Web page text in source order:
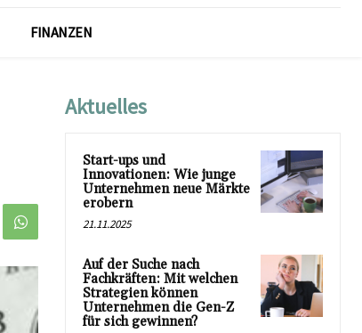
FINANZEN
Aktuelles
Start-ups und
Innovationen: Wie junge
Unternehmen neue Märkte
erobern
21.11.2025
Auf der Suche nach
Fachkräften: Mit welchen
Strategien können
Unternehmen die Gen-Z
für sich gewinnen?